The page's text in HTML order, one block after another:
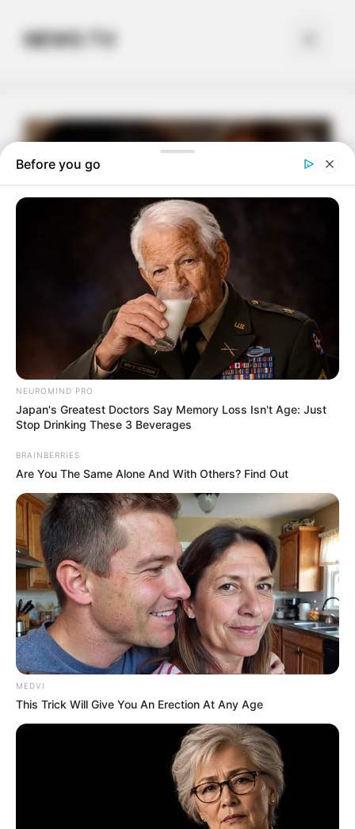
contentNEWS TV
Un si grand soleil
(spoiler) : la guerre
éclate entre Eve et
Muriel !
Eve ne veut pas que son petit-fils perde la trace
d’Eliott dans la suite de la sérieUn si grand
soleil. Elle va prendre les choses dans le
courant du mois de juillet 2026 sur France 3.
Manu découvre une convocation du juge des
affaires familiales dans la suite de la série
grand soleil : Eve s’oppose officiellement à
l’adoption de Toma par Boris. Pour elle, tant que
la lumière n’a pas été faite sur le rôle de Boris
dans la mort d’Eliott, il est hors de question qu’il
devienne le père légal de l’enfant.
Before you go
NEUROMIND PRO
Japan's Greatest Doctors Say Memory Loss Isn't Age: Just
Stop Drinking These 3 Beverages
BRAINBERRIES
Are You The Same Alone And With Others? Find Out
MEDVI
This Trick Will Give You An Erection At Any Age